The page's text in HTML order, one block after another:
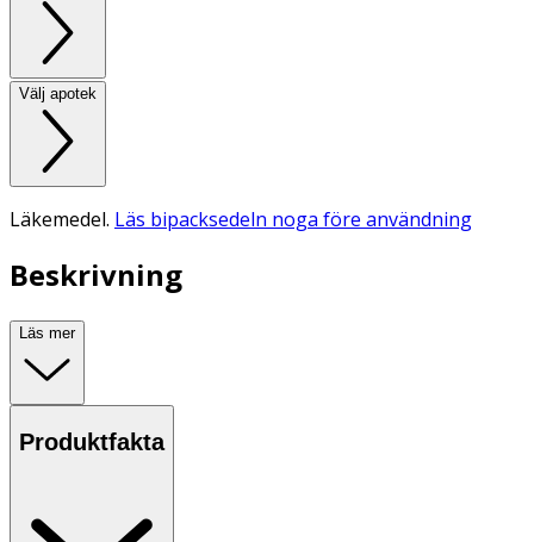
Välj apotek
Läkemedel. Läs bipacksedeln noga före användning
Beskrivning
Läs mer
Produktfakta